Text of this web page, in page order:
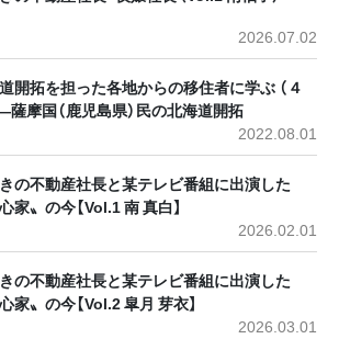
2026.07.02
開拓を担った各地からの移住者に学ぶ （４
薩摩国（鹿児島県）民の北海道開拓
2022.08.01
の不動産社長と某テレビ番組に出演した
家〟の今【Vol.1 南 真白】
2026.02.01
の不動産社長と某テレビ番組に出演した
家〟の今【Vol.2 皐月 芽衣】
2026.03.01